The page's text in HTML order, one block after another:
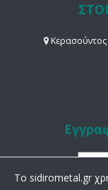
To sidirometal.gr